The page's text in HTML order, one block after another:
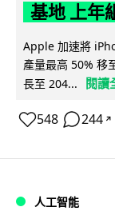
基地 上年
Apple 加速將
產量最高 50% 移
長至 204...
閱讀
548 244 ↗
人工智能